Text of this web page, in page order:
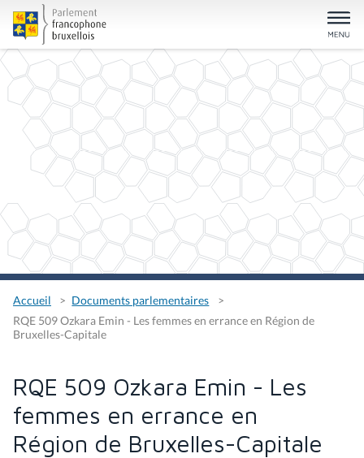
Accueil
Documents parlementaires
RQE 509 Ozkara Emin - Les femmes en errance en Région de
Bruxelles-Capitale
RQE 509 Ozkara Emin - Les
femmes en errance en
Région de Bruxelles-Capitale